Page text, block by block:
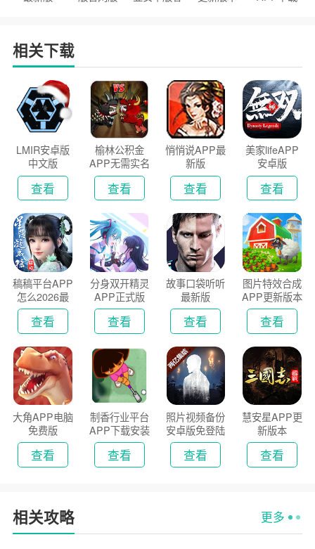
相关下载
LMIR安卓版
中文版
查看
榆林公积金
APP无需实名
认证版
查看
悄悄说APP最
新版
查看
美家lifeAPP
安卓版
查看
稿稿平台APP
怎么2026最
新版
查看
分身双开精灵
APP正式版
查看
故事口袋听听
最新版
查看
图片特效合成
APP更新版本
2026
查看
大角APP电脑
免费版
查看
制香行业平台
APP下载安装
2026
查看
照片视频备份
安卓版免登陆
版
查看
慧安星APP更
新版本
查看
相关攻略 更多